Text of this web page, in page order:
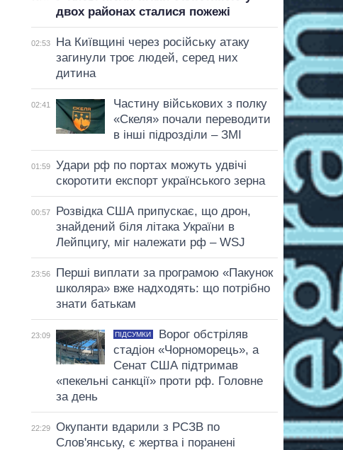
двох районах сталися пожежі
02:53
На Київщині через російську атаку
загинули троє людей, серед них
дитина
02:41
Частину військових з полку
«Скеля» почали переводити
в інші підрозділи – ЗМІ
01:59
Удари рф по портах можуть удвічі
скоротити експорт українського зерна
00:57
Розвідка США припускає, що дрон,
знайдений біля літака України в
Лейпцигу, міг належати рф – WSJ
23:56
Перші виплати за програмою «Пакунок
школяра» вже надходять: що потрібно
знати батькам
23:09 ПІДСУМКИ
Ворог обстріляв
стадіон «Чорноморець», а
Сенат США підтримав
«пекельні санкції» проти рф. Головне
за день
22:29
Окупанти вдарили з РСЗВ по
Слов'янську, є жертва і поранені